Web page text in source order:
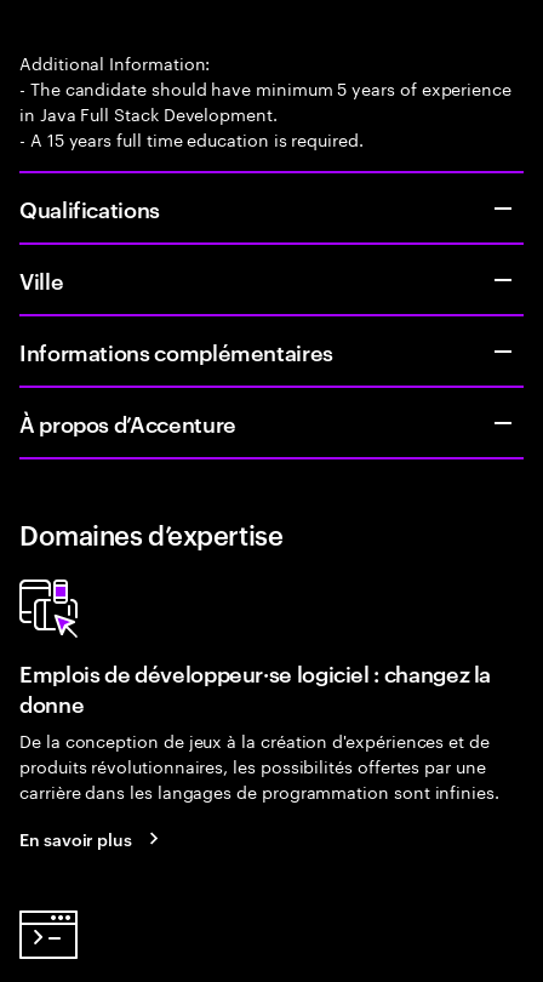
Additional Information:
- The candidate should have minimum 5 years of experience
in Java Full Stack Development.
- A 15 years full time education is required.
Qualifications
Ville
Informations complémentaires
À propos d’Accenture
Domaines d’expertise
Emplois de développeur·se logiciel : changez la
donne
De la conception de jeux à la création d'expériences et de
produits révolutionnaires, les possibilités offertes par une
carrière dans les langages de programmation sont infinies.
En savoir plus